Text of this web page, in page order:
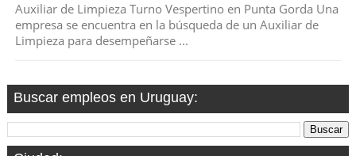
Auxiliar de Limpieza Turno Vespertino en Punta Gorda Una
empresa se encuentra en la búsqueda de un Auxiliar de
Limpieza para desempeñarse ...
Buscar empleos en Uruguay: